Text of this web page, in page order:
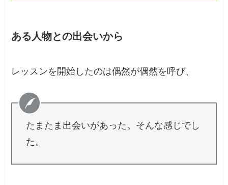
ある人物との出会いから
レッスンを開始したのは偶然が偶然を呼び、
たまたま出会いがあった。そんな感じでし
た。